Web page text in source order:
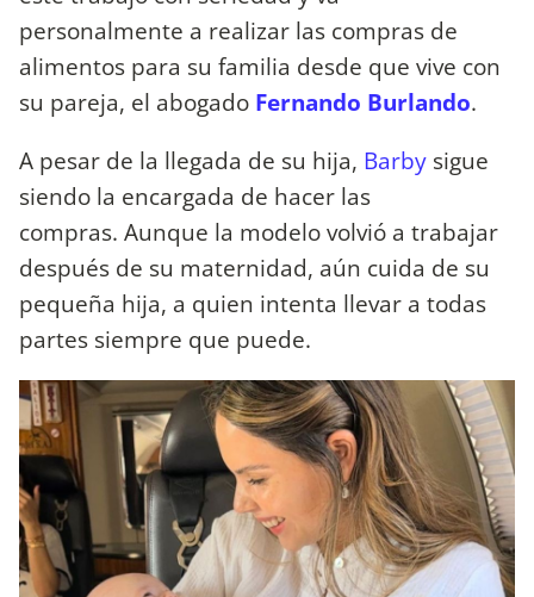
personalmente a realizar las compras de
alimentos para su familia desde que vive con
su pareja, el abogado Fernando Burlando.
A pesar de la llegada de su hija, Barby sigue
siendo la encargada de hacer las
compras. Aunque la modelo volvió a trabajar
después de su maternidad, aún cuida de su
pequeña hija, a quien intenta llevar a todas
partes siempre que puede.